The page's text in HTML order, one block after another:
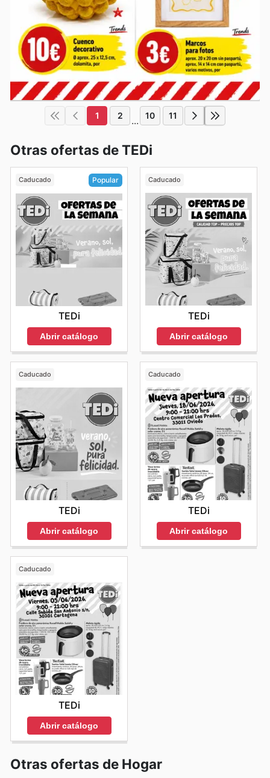
1 2 ... 10 11
Otras ofertas de TEDi
Caducado Popular
TEDi
Abrir catálogo
Caducado
TEDi
Abrir catálogo
Caducado
TEDi
Abrir catálogo
Caducado
TEDi
Abrir catálogo
Caducado
TEDi
Abrir catálogo
Otras ofertas de Hogar